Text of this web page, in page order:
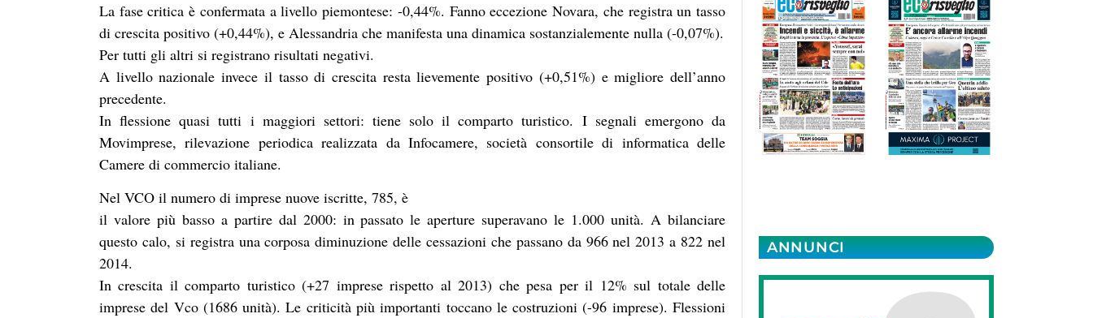
La fase critica è confermata a livello piemontese: -0,44%. Fanno eccezione Novara, che registra un tasso
di crescita positivo (+0,44%), e Alessandria che manifesta una dinamica sostanzialemente nulla (-0,07%).
Per tutti gli altri si registrano risultati negativi.
A livello nazionale invece il tasso di crescita resta lievemente positivo (+0,51%) e migliore dell’anno
precedente.
In flessione quasi tutti i maggiori settori: tiene solo il comparto turistico. I segnali emergono da
Movimprese, rilevazione periodica realizzata da Infocamere, società consortile di informatica delle
Camere di commercio italiane.
Nel VCO il numero di imprese nuove iscritte, 785, è
il valore più basso a partire dal 2000: in passato le aperture superavano le 1.000 unità. A bilanciare
questo calo, si registra una corposa diminuzione delle cessazioni che passano da 966 nel 2013 a 822 nel
2014.
In crescita il comparto turistico (+27 imprese rispetto al 2013) che pesa per il 12% sul totale delle
imprese del Vco (1686 unità). Le criticità più importanti toccano le costruzioni (-96 imprese). Flessioni
ANNUNCI